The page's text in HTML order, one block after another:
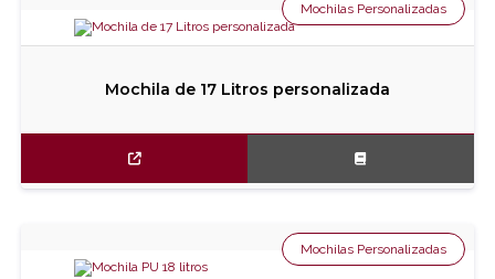
Mochila de 17 Litros personalizada
Mochilas Personalizadas
Mochilas Personalizadas